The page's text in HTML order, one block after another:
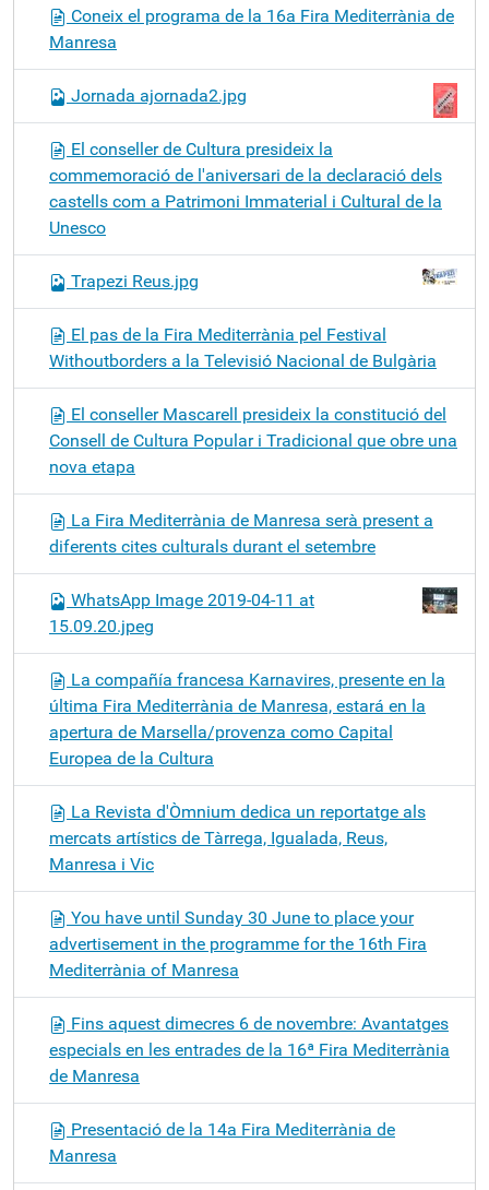
Coneix el programa de la 16a Fira Mediterrània de
Manresa
Jornada ajornada2.jpg
El conseller de Cultura presideix la
commemoració de l'aniversari de la declaració dels
castells com a Patrimoni Immaterial i Cultural de la
Unesco
Trapezi Reus.jpg
El pas de la Fira Mediterrània pel Festival
Withoutborders a la Televisió Nacional de Bulgària
El conseller Mascarell presideix la constitució del
Consell de Cultura Popular i Tradicional que obre una
nova etapa
La Fira Mediterrània de Manresa serà present a
diferents cites culturals durant el setembre
WhatsApp Image 2019-04-11 at
15.09.20.jpeg
La compañía francesa Karnavires, presente en la
última Fira Mediterrània de Manresa, estará en la
apertura de Marsella/provenza como Capital
Europea de la Cultura
La Revista d'Òmnium dedica un reportatge als
mercats artístics de Tàrrega, Igualada, Reus,
Manresa i Vic
You have until Sunday 30 June to place your
advertisement in the programme for the 16th Fira
Mediterrània of Manresa
Fins aquest dimecres 6 de novembre: Avantatges
especials en les entrades de la 16ª Fira Mediterrània
de Manresa
Presentació de la 14a Fira Mediterrània de
Manresa